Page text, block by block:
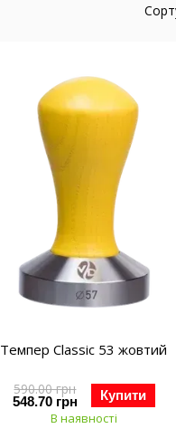
Темпер Classic 53 жовтий
590.00 грн
548.70 грн Купити
В наявності